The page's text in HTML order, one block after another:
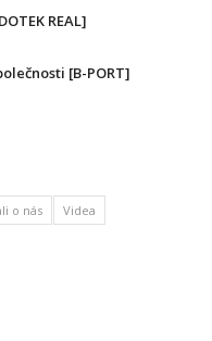
REAL]
[B-PORT]
o nás
Videa